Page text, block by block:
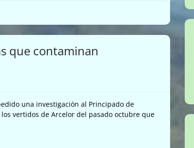
que contaminan
una investigación al Principado de
vertidos de Arcelor del pasado octubre que